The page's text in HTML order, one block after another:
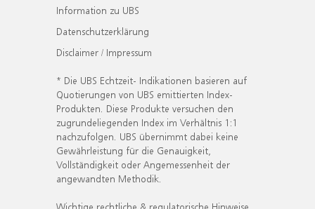
Information zu UBS
Datenschutzerklärung
Disclaimer / Impressum
* Die UBS Echtzeit- Indikationen basieren auf
Quotierungen von UBS emittierten Index-
Produkten. Diese Produkte versuchen den
zugrundeliegenden Index im Verhältnis 1:1
nachzufolgen. UBS übernimmt dabei keine
Gewährleistung für die Genauigkeit,
Vollständigkeit oder Angemessenheit der
angewandten Methodik.